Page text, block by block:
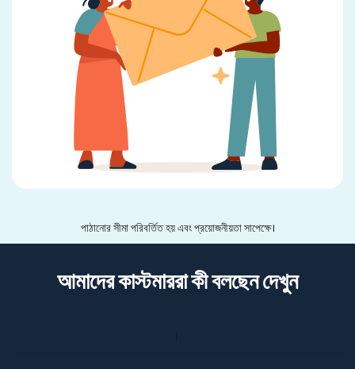
পাঠানোর সীমা পরিবর্তিত হয় এবং প্রয়োজনীয়তা সাপেক্ষে।
আমাদের কাস্টমাররা কী বলছেন দেখুন